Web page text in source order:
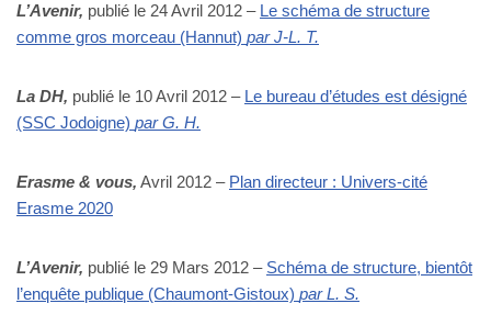
L’Avenir, publié le 24 Avril 2012 – Le schéma de structure
comme gros morceau (Hannut) par J-L. T.
La DH, publié le 10 Avril 2012 – Le bureau d’études est désigné
(SSC Jodoigne) par G. H.
Erasme & vous, Avril 2012 – Plan directeur : Univers-cité
Erasme 2020
L’Avenir, publié le 29 Mars 2012 – Schéma de structure, bientôt
l’enquête publique (Chaumont-Gistoux) par L. S.